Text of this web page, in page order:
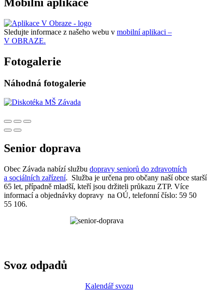
Mobilní aplikace
Sledujte informace z našeho webu v mobilní aplikaci –
V OBRAZE.
Fotogalerie
Náhodná fotogalerie
Senior doprava
Obec Závada nabízí službu dopravy seniorů do zdravotních
a sociálních zařízení. Služba je určena pro občany naší obce starší
65 let, případně mladší, kteří jsou držiteli průkazu ZTP. Více
informací a objednávky dopravy na OÚ, telefonní číslo: 59 50
55 106.
Svoz odpadů
Kalendář svozu